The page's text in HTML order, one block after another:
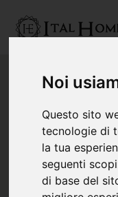
Noi
Questo sito
tecnologie di
la tua
seguenti
di base del